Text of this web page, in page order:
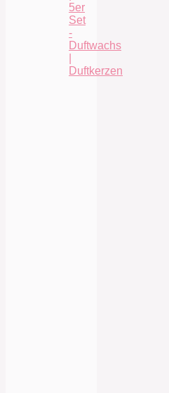
5er
Set
-
Duftwachs
Duftkerzen